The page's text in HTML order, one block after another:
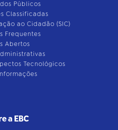
Públicos
Classificadas
ao Cidadão (SIC)
Frequentes
Abertos
Tecnológicos
a EBC